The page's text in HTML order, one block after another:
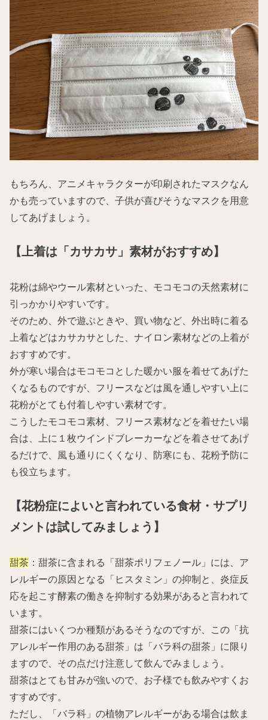
もちろん、アニメキャラクターが印刷されたマスクなん
かも売っていますので、子供が喜びそうなマスクを用意
してあげましょう。
【上着は「カサカサ」素材がおすすめ】
花粉は綿やウール素材といった、モコモコの天然素材に
引っかかりやすいです。
そのため、外で遊ぶときや、買い物など、外出時に着る
上着などはカサカサとした、ナイロン素材などの上着が
おすすめです。
外が寒い場合はモコモコとした暖かい服を着せてあげた
くなるものですが、フリースなどは風を通しやすい上に
花粉がとても付着しやすい素材です。
こうしたモコモコ素材、フリース素材などを着せたい場
合は、上に１枚ウインドブレーカーなどを着させてあげ
るだけで、風も通りにくくなり、防寒にも、花粉予防に
も役立ちます。
【花粉症によいと言われている食材・サプリ
メントは試してみましょう】
甜茶 ：甜茶に含まれる「甜茶ポリフェノール」には、ア
レルギーの原因となる「ヒスタミン」の抑制と、炎症反
応を起こす酵素の働きを抑制する効果があると言われて
います。
甜茶にはいくつか種類があるそうなのですが、この「抗
アレルギー作用のある甜茶」は「バラ科の甜茶」に限り
ますので、その点だけ注意して飲んでみましょう。
甜茶はとても甘みが強いので、お子様でも飲みやすくお
すすめです。
ただし、「バラ科」の植物アレルギーがある場合は飲ま